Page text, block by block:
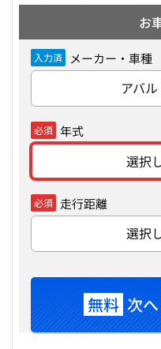
お
入力済 メーカー・車種
アバ
必須 年式
選択
必須 走行距離
選択
無料 次へ